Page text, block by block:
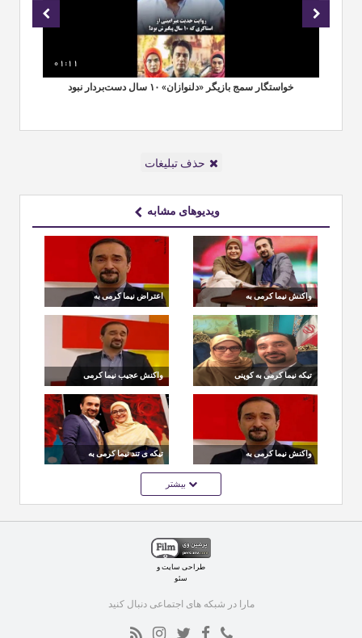
01:11
خواستگار سمج بازیگر «دلنوازان» ۱۰ سال دست‌بردار نبود
حذف تبلیغات
ویدیوهای مشابه
واکنش نیما کرمی به
ویدئوی حرکات
ورزشی‌اش در تلویزیون
که مسخره شد!
اعتراض نیما کرمی به
حواشی این روزهای
تیکه نیما کرمی به کوپنی
شدن کالاها
واکنش عجیب نیما کرمی
به هجوم مردم برای خرید
وسایل گران شده
واکنش نیما کرمی به
تیکه ی تند نیما کرمی به
گلزار
بیشتر
طراحی سایتو
سئو
مارا در شبکه های اجتماعی دنبال کنید